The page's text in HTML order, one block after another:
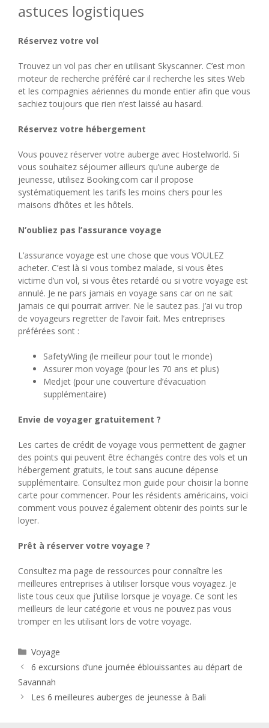
astuces logistiques
Réservez votre vol
Trouvez un vol pas cher en utilisant Skyscanner. C’est mon
moteur de recherche préféré car il recherche les sites Web
et les compagnies aériennes du monde entier afin que vous
sachiez toujours que rien n’est laissé au hasard.
Réservez votre hébergement
Vous pouvez réserver votre auberge avec Hostelworld. Si
vous souhaitez séjourner ailleurs qu’une auberge de
jeunesse, utilisez Booking.com car il propose
systématiquement les tarifs les moins chers pour les
maisons d’hôtes et les hôtels.
N’oubliez pas l’assurance voyage
L’assurance voyage est une chose que vous VOULEZ
acheter. C’est là si vous tombez malade, si vous êtes
victime d’un vol, si vous êtes retardé ou si votre voyage est
annulé. Je ne pars jamais en voyage sans car on ne sait
jamais ce qui pourrait arriver. Ne le sautez pas. J’ai vu trop
de voyageurs regretter de l’avoir fait. Mes entreprises
préférées sont :
SafetyWing (le meilleur pour tout le monde)
Assurer mon voyage (pour les 70 ans et plus)
Medjet (pour une couverture d’évacuation
supplémentaire)
Envie de voyager gratuitement ?
Les cartes de crédit de voyage vous permettent de gagner
des points qui peuvent être échangés contre des vols et un
hébergement gratuits, le tout sans aucune dépense
supplémentaire. Consultez mon guide pour choisir la bonne
carte pour commencer. Pour les résidents américains, voici
comment vous pouvez également obtenir des points sur le
loyer.
Prêt à réserver votre voyage ?
Consultez ma page de ressources pour connaître les
meilleures entreprises à utiliser lorsque vous voyagez. Je
liste tous ceux que j’utilise lorsque je voyage. Ce sont les
meilleurs de leur catégorie et vous ne pouvez pas vous
tromper en les utilisant lors de votre voyage.
Catégories
Voyage
6 excursions d’une journée éblouissantes au départ de
Savannah
Les 6 meilleures auberges de jeunesse à Bali